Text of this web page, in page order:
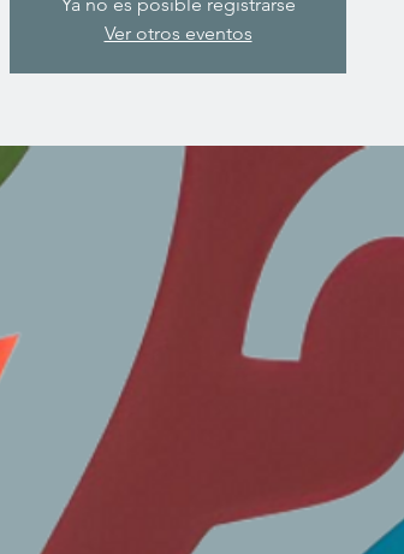
Ver otros eventos